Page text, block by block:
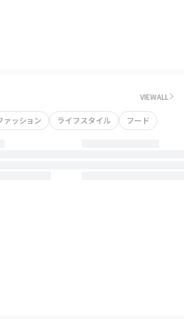
VIEWALL
ァッション ライフスタイル フード